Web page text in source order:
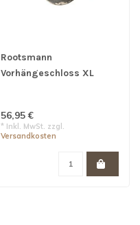
Rootsmann
Vorhängeschloss XL
56,95 €
* Inkl. MwSt. zzgl.
Versandkosten